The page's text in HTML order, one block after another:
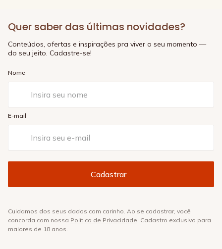
Quer saber das últimas novidades?
Conteúdos, ofertas e inspirações pra viver o seu momento —
do seu jeito. Cadastre-se!
Nome
E-mail
Cuidamos dos seus dados com carinho. Ao se cadastrar, você
concorda com nossa Política de Privacidade. Cadastro exclusivo para
maiores de 18 anos.